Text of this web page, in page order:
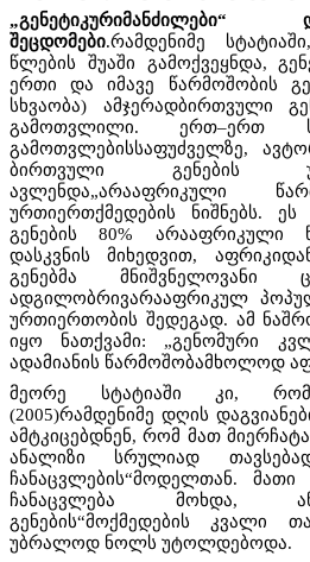
შეცდომები.რამდენიმე
წლების შუაში გამოქვეყნდა,
ერთი და იმავე წარმოშობის
სხვაობა) ამჯერადბირთვული
გამოთვლილი. ერთ–ერთ
გამოთვლებისსაფუძველზე,
ბირთვული გენების
ავლენდა„არააფრიკული
ურთიერთქმედების ნიშნებს.
გენების 80% არააფრიკული
დასკვნის მიხედვით,
გენებმა მნიშვნელოვანი
ადგილობრივარააფრიკულ
ურთიერთობის შედეგად. ამ
იყო ნათქვამი: „გენომური
ადამიანის წარმოშობამხოლოდ
მეორე სტატიაში კი,
(2005)რამდენიმე დღის
ამტკიცებდნენ, რომ მათ
ანალიზი სრულიად
ჩანაცვლების“მოდელთან.
ჩანაცვლება მოხდა,
გენების“მოქმედების კვალი
უბრალოდ ნოლს უტოლდებოდა.